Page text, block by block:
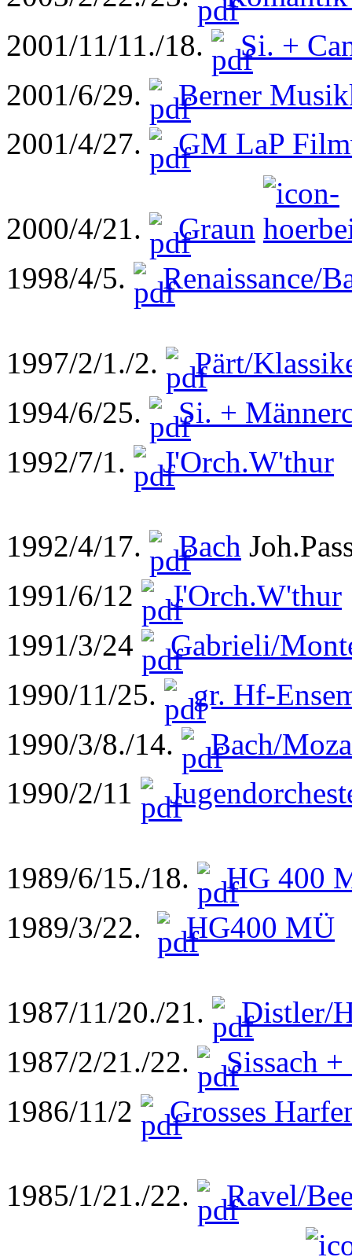
2001/11/11./18.
Si. +
2001/6/29.
Berner
2001/4/27.
GM LaP
2000/4/21.
Graun
1998/4/5.
Renaissance/
1997/2/1./2.
Pärt/
1994/6/25.
Si. +
1992/7/1.
J'Orch.W'thur
1992/4/17. Bach
1991/6/12
J'Orch.W'thur
1991/3/24
Gabrieli/
1990/11/25.
gr. Hf-
1990/3/8./14.
Bach/
1990/2/11
1989/6/15./18.
HG 400
1989/3/22.
HG400 MÜ
1987/11/20./21.
Distler/
1987/2/21./22.
Sissach
1986/11/2
Grosses
1985/1/21./22. Ravel/